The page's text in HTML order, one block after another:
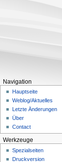
Navigation
Hauptseite
Weblog/Aktuelles
Letzte Änderungen
Über
Contact
Werkzeuge
Spezialseiten
Druckversion